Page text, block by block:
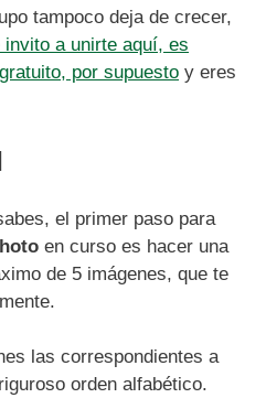
tampoco deja de crecer,
invito a unirte aquí, es
por supuesto y eres
el primer paso para
en curso es hacer una
de 5 imágenes, que te
las correspondientes a
orden alfabético.